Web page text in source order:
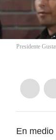
Presidente
En